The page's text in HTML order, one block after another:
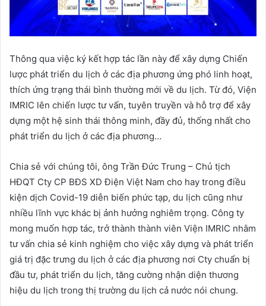
Thông qua việc ký kết hợp tác lần này để xây dựng Chiến
lược phát triển du lịch ở các địa phương ứng phó linh hoạt,
thích ứng trạng thái bình thường mới về du lịch. Từ đó, Viện
IMRIC lên chiến lược tư vấn, tuyên truyền và hỗ trợ để xây
dựng một hệ sinh thái thông minh, đầy đủ, thống nhất cho
phát triển du lịch ở các địa phương…
Chia sẻ với chúng tôi, ông Trần Đức Trung – Chủ tịch
HĐQT Cty CP BĐS XD Điện Việt Nam cho hay trong điều
kiện dịch Covid-19 diễn biến phức tạp, du lịch cũng như
nhiều lĩnh vực khác bị ảnh hưởng nghiêm trọng. Công ty
mong muốn hợp tác, trở thành thành viên Viện IMRIC nhằm
tư vấn chia sẻ kinh nghiệm cho việc xây dựng và phát triển
giá trị đặc trưng du lịch ở các địa phương nơi Cty chuẩn bị
đầu tư, phát triển du lịch, tăng cường nhận diện thương
hiệu du lịch trong thị trường du lịch cả nước nói chung.